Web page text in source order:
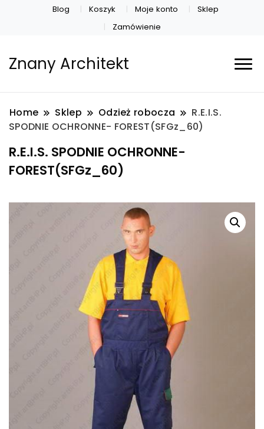
Blog Koszyk Moje konto
Sklep
Zamówienie
Znany Architekt
Home Sklep Odzież robocza
R.E.I.S.
SPODNIE OCHRONNE- FOREST(SFGz_60)
R.E.I.S. SPODNIE OCHRONNE-
FOREST(SFGz_60)